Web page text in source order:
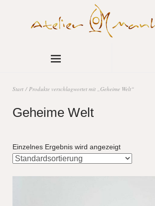
Start / Produkte verschlagwortet mit „Geheime Welt“
Geheime Welt
Einzelnes Ergebnis wird angezeigt